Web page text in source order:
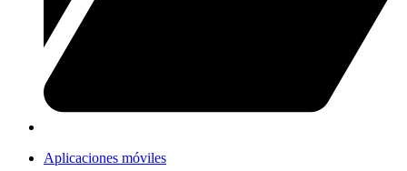
Aplicaciones móviles